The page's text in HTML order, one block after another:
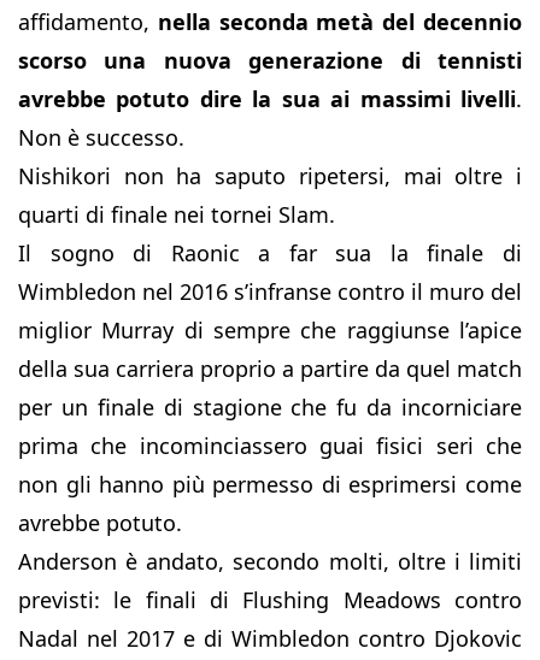
affidamento, nella seconda metà del decennio
scorso una nuova generazione di tennisti
avrebbe potuto dire la sua ai massimi livelli.
Non è successo.
Nishikori non ha saputo ripetersi, mai oltre i
quarti di finale nei tornei Slam.
Il sogno di Raonic a far sua la finale di
Wimbledon nel 2016 s’infranse contro il muro del
miglior Murray di sempre che raggiunse l’apice
della sua carriera proprio a partire da quel match
per un finale di stagione che fu da incorniciare
prima che incominciassero guai fisici seri che
non gli hanno più permesso di esprimersi come
avrebbe potuto.
Anderson è andato, secondo molti, oltre i limiti
previsti: le finali di Flushing Meadows contro
Nadal nel 2017 e di Wimbledon contro Djokovic